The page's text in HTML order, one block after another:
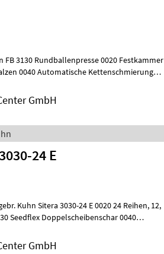
FB 3130 Rundballenpresse 0020 Festkammer
0040 Automatische Kettenschmierung
GmbH
24 E
Kuhn Sitera 3030-24 E 0020 24 Reihen, 12,
Seedflex Doppelscheibenschar 0040
GmbH